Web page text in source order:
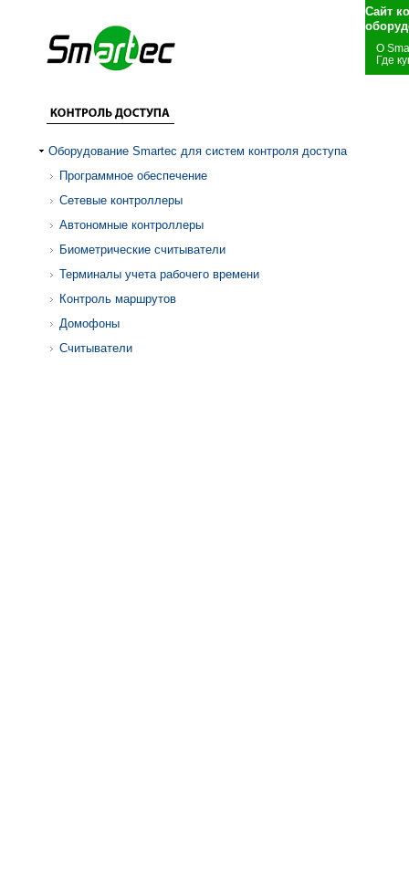
Сайт
О
Где
Оборудование Smartec для систем контроля доступа
Программное обеспечение
Сетевые контроллеры
Автономные контроллеры
Биометрические считыватели
Терминалы учета рабочего времени
Контроль маршрутов
Домофоны
Считыватели